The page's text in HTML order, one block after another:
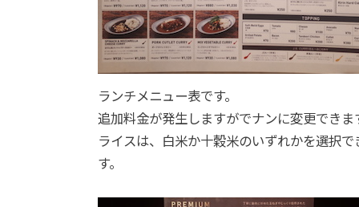
ランチメニュー表です。
追加料金が発生しますがでナンに変更できま
ライスは、白米か十穀米のいずれかを選択で
す。